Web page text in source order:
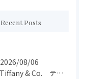
Recent Posts
2026/08/06
【Tiffany & Co. ティファニー】買取 大吉盛岡店 アクセサリー買取しました！！